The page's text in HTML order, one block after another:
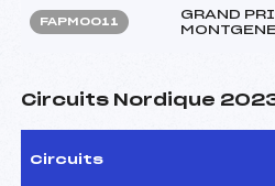
FAPM0011
GRAND
Circuits Nordique
Circuits